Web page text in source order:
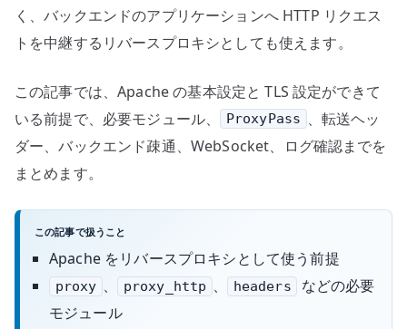
く、バックエンドのアプリケーションへ HTTP リクエス
トを中継するリバースプロキシとしても使えます。
この記事では、Apache の基本設定と TLS 設定ができて
いる前提で、必要モジュール、
ProxyPass 、転送ヘッ
ダー、バックエンド疎通、WebSocket、ログ確認までを
まとめます。
この記事で扱うこと
Apache をリバースプロキシとして使う前提
proxy 、 proxy_http 、 headers
などの必要
モジュール